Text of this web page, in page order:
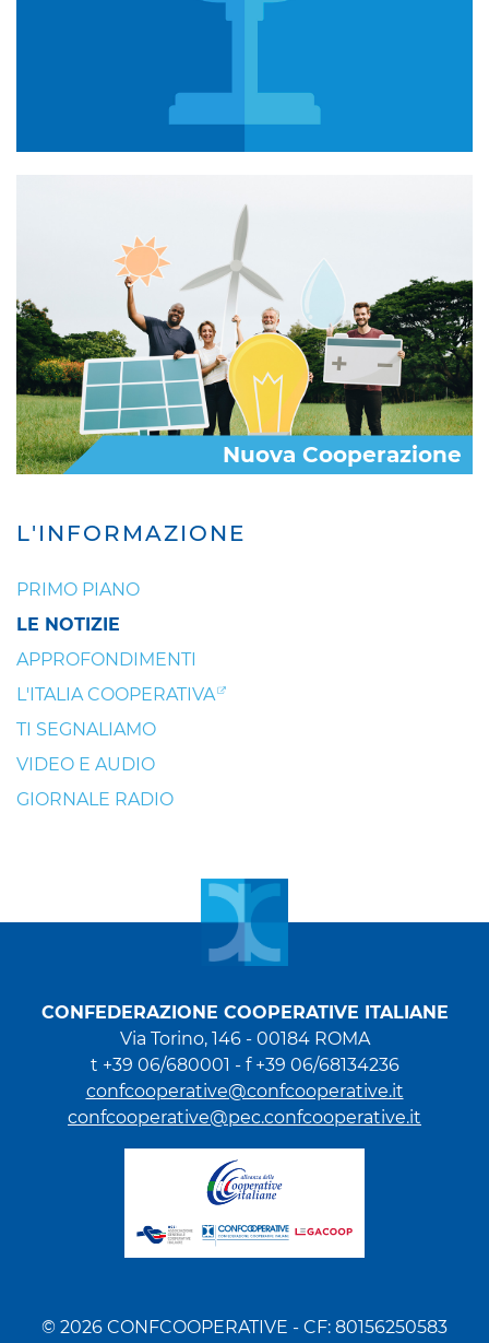
L'INFORMAZIONE
PRIMO PIANO
LE NOTIZIE
APPROFONDIMENTI
L'ITALIA COOPERATIVA
TI SEGNALIAMO
VIDEO E AUDIO
GIORNALE RADIO
Nuova Cooperazione
CONFEDERAZIONE COOPERATIVE ITALIANE
Via Torino, 146 - 00184 ROMA
t +39 06/680001 - f +39 06/68134236
confcooperative@confcooperative.it
confcooperative@pec.confcooperative.it
© 2026 CONFCOOPERATIVE - CF: 80156250583